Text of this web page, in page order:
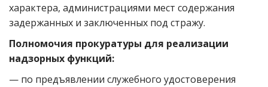
характера, администрациями мест содержания
задержанных и заключенных под стражу.
Полномочия прокуратуры для реализации
надзорных функций:
— по предъявлении служебного удостоверения